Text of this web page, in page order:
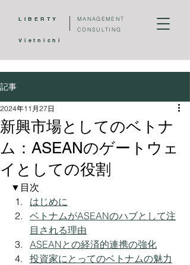
LIBERTY
Vietnichi
MANAGEMENT
CONSULTING
記事
新興市場としてのベトナ
ム：ASEANのゲートウェ
イとしての役割
2024年11月27日
▼目次
はじめに
ベトナムがASEANのハブとして注
目される理由
ASEANとの経済的連携の強化
投資家にとってのベトナムの魅力